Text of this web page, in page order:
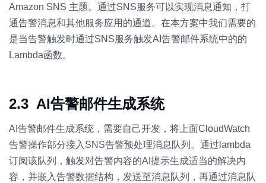
Amazon SNS 主题。通过SNS服务可以实现消息通知，打
通告警消息和其他服务应用的通道。在本方案中我们需要的
是当告警触发时通过SNS服务触发AI告警邮件系统中的的
Lambda函数。
2.3 AI告警邮件生成系统
AI告警邮件生成系统，需要自己开发，将上面CloudWatch
告警操作部分接入SNS告警预处理消息队列。通过lambda
订阅该队列，触发对告警内容的AI提示生成适当的解决内
容，并嵌入告警数据结构，发送至消息队列，再通过消息队